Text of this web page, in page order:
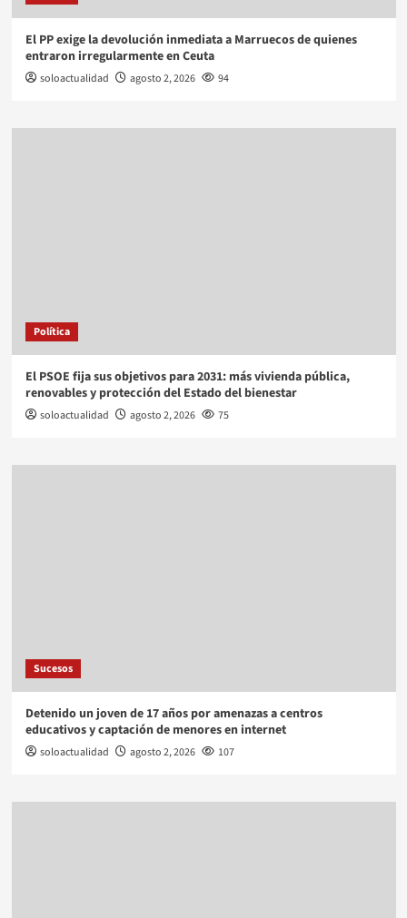
El PP exige la devolución inmediata a Marruecos de quienes
entraron irregularmente en Ceuta
soloactualidad agosto 2, 2026 94
Política
El PSOE fija sus objetivos para 2031: más vivienda pública,
renovables y protección del Estado del bienestar
soloactualidad agosto 2, 2026 75
Sucesos
Detenido un joven de 17 años por amenazas a centros
educativos y captación de menores en internet
soloactualidad agosto 2, 2026 107